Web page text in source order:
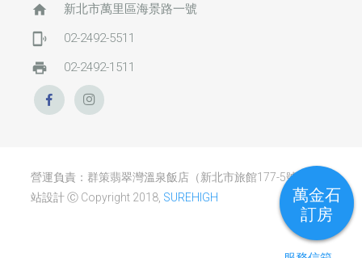
home 新北市萬里區海景路一號
phonelink_ring 02-2492-5511
print 02-2492-1511
營運負責：群策翡翠灣溫泉飯店（新北市旅館177-5號） / 網
站設計 Ⓒ Copyright 2018, SUREHIGH
萬金石
訂房